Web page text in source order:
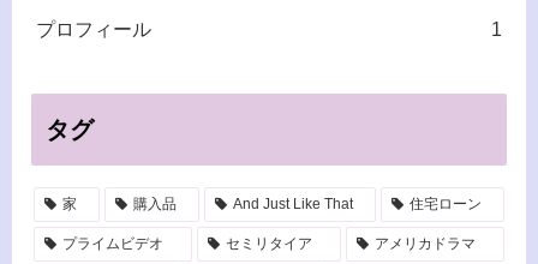
プロフィール 1
タグ
家 購入品 And Just Like That 住宅ローン
プライムビデオ セミリタイア アメリカドラマ